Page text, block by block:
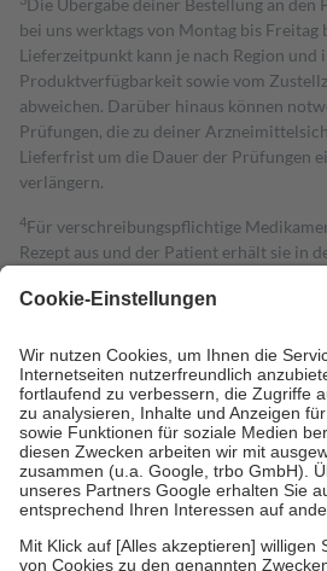
Die Übergabe deiner Bestellung an
bei uns werktags von Montag bis Freitag
Lieferzeitpunkt kann je nach Region und
Produktverfügbarkeit sowie vom
abweichen. Darüber hinaus können
Prüfungen, die zu deiner
Lieferfrist um die Dauer der Prüfungen
verlängern.
4Für verschreibungspflichtige
Rezept aus und der Patient erhält sie in
Kosten dafür, der Versicherte trägt
Grundsätzlich leisten Mitglieder
Prozent des Abgabepreises,mindestens
höchstens zehn Euro.Es sind jedoch nie
Kosten der Leistung zu entrichten.
Diese Regeln gelten grundsätzlich auch
Bei Heilmitteln und häuslicher
Zuzahlung zehn Prozent der Kosten
Um das Engagement der Versicherten für